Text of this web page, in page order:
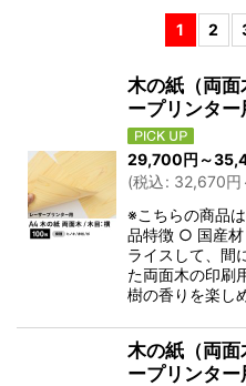
絞
1 2
木の紙（両
ープリンタ
29,700円 ～
(税込: 32,670円
※こちらの商品
品特徴 ○ 国産材
ライスして、間
た両面木の印刷
樹の香りを楽し
木の紙（両
ープリンタ